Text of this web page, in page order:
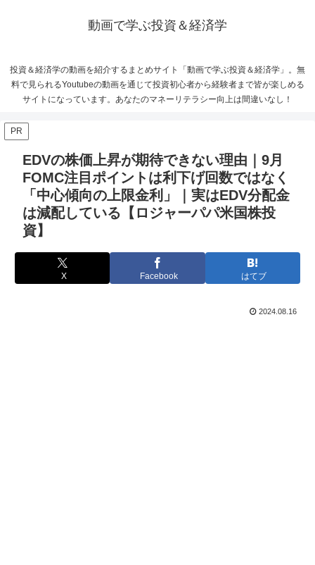
動画で学ぶ投資＆経済学
投資＆経済学の動画を紹介するまとめサイト「動画で学ぶ投資＆経済学」。無
料で見られるYoutubeの動画を通じて投資初心者から経験者まで皆が楽しめる
サイトになっています。あなたのマネーリテラシー向上は間違いなし！
PR
EDVの株価上昇が期待できない理由｜9月
FOMC注目ポイントは利下げ回数ではなく
「中心傾向の上限金利」｜実はEDV分配金
は減配している【ロジャーパパ米国株投
資】
X Facebook はてブ
2024.08.16